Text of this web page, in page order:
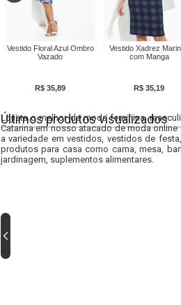
Vestido Floral Azul Ombro
Vazado
R$ 35,89
Vestido Xadrez
com Manga
R$ 35,19
Últimos produtos visualizados
Lojista o melhor da moda feminina,
Catarina em nosso atacado de moda
a variedade em vestidos, vestidos de
produtos para casa como cama, mesa,
jardinagem, suplementos alimentares.